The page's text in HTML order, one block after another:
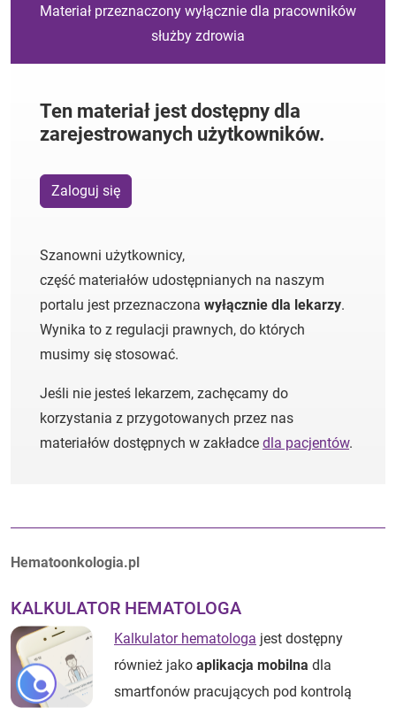
Materiał przeznaczony wyłącznie dla pracowników
służby zdrowia
Ten materiał jest dostępny dla
zarejestrowanych użytkowników.
Zaloguj się
Szanowni użytkownicy,
część materiałów udostępnianych na naszym
portalu jest przeznaczona wyłącznie dla lekarzy.
Wynika to z regulacji prawnych, do których
musimy się stosować.
Jeśli nie jesteś lekarzem, zachęcamy do
korzystania z przygotowanych przez nas
materiałów dostępnych w zakładce dla pacjentów.
Autorzy:
Hematoonkologia.pl
KALKULATOR HEMATOLOGA
Kalkulator hematologa jest dostępny
również jako aplikacja mobilna dla
smartfonów pracujących pod kontrolą